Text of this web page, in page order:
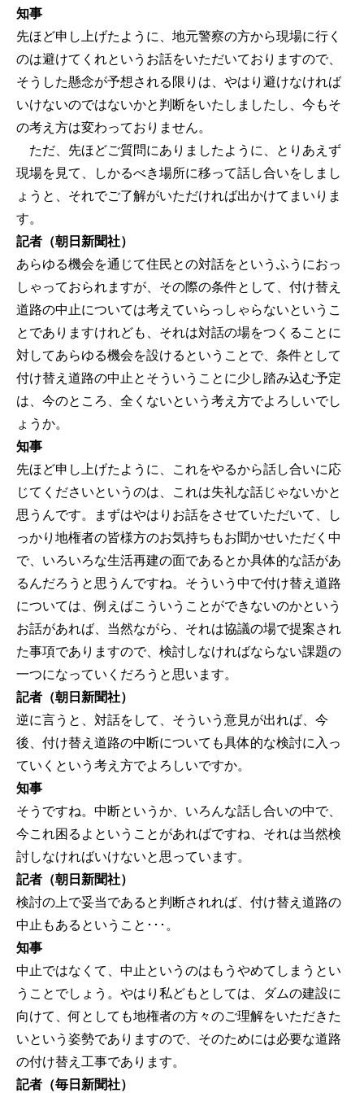
知事
先ほど申し上げたように、地元警察の方から現場に行く
のは避けてくれというお話をいただいておりますので、
そうした懸念が予想される限りは、やはり避けなければ
いけないのではないかと判断をいたしましたし、今もそ
の考え方は変わっておりません。
ただ、先ほどご質問にありましたように、とりあえず
現場を見て、しかるべき場所に移って話し合いをしまし
ょうと、それでご了解がいただければ出かけてまいりま
す。
記者（朝日新聞社）
あらゆる機会を通じて住民との対話をというふうにおっ
しゃっておられますが、その際の条件として、付け替え
道路の中止については考えていらっしゃらないというこ
とでありますけれども、それは対話の場をつくることに
対してあらゆる機会を設けるということで、条件として
付け替え道路の中止とそういうことに少し踏み込む予定
は、今のところ、全くないという考え方でよろしいでし
ょうか。
知事
先ほど申し上げたように、これをやるから話し合いに応
じてくださいというのは、これは失礼な話じゃないかと
思うんです。まずはやはりお話をさせていただいて、し
っかり地権者の皆様方のお気持ちもお聞かせいただく中
で、いろいろな生活再建の面であるとか具体的な話があ
るんだろうと思うんですね。そういう中で付け替え道路
については、例えばこういうことができないのかという
お話があれば、当然ながら、それは協議の場で提案され
た事項でありますので、検討しなければならない課題の
一つになっていくだろうと思います。
記者（朝日新聞社）
逆に言うと、対話をして、そういう意見が出れば、今
後、付け替え道路の中断についても具体的な検討に入っ
ていくという考え方でよろしいですか。
知事
そうですね。中断というか、いろんな話し合いの中で、
今これ困るよということがあればですね、それは当然検
討しなければいけないと思っています。
記者（朝日新聞社）
検討の上で妥当であると判断されれば、付け替え道路の
中止もあるということ･･･。
知事
中止ではなくて、中止というのはもうやめてしまうとい
うことでしょう。やはり私どもとしては、ダムの建設に
向けて、何としても地権者の方々のご理解をいただきた
いという姿勢でありますので、そのためには必要な道路
の付け替え工事であります。
記者（毎日新聞社）